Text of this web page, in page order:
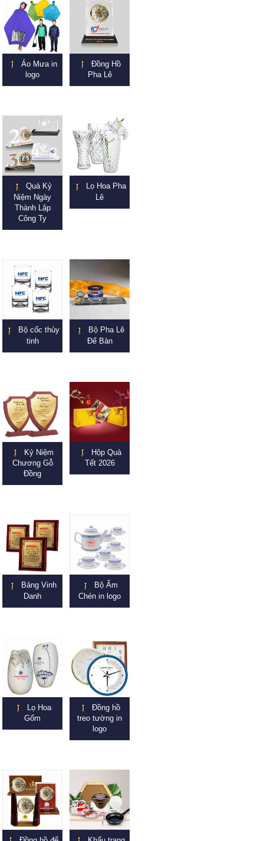
Áo Mưa in
logo
Đồng Hồ
Pha Lê
Quà Kỷ
Niệm Ngày
Thành Lập
Công Ty
Lọ Hoa Pha
Lê
Bộ cốc thủy
tinh
Bộ Pha Lê
Để Bàn
Kỷ Niệm
Chương Gỗ
Đồng
Hộp Quà
Tết 2026
Bảng Vinh
Danh
Bộ Ấm
Chén in logo
Lọ Hoa
Gốm
Đồng hồ
treo tường in
logo